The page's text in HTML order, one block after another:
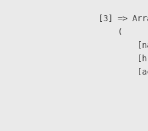
[3] =>
                        (